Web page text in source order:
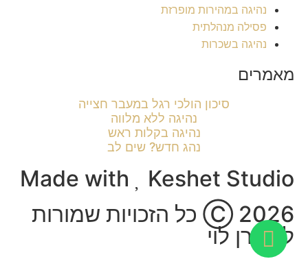
נהיגה במהירות מופרזת
פסילה מנהלתית
נהיגה בשכרות
מאמרים
סיכון הולכי רגל במעבר חצייה
נהיגה ללא מלווה
נהיגה בקלות ראש
נהג חדש? שים לב
Made with
Keshet Studio
Ⓒ 2026 כל הזכויות שמורות
לאלירן לוי​